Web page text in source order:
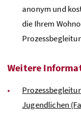
anonym und
die Ihrem
Weitere
Jugendlichen